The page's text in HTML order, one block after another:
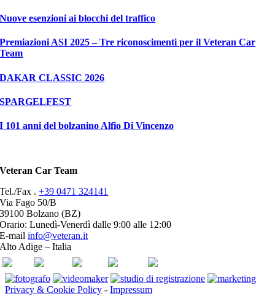
Nuove esenzioni ai blocchi del traffico
Premiazioni ASI 2025 – Tre riconoscimenti per il Veteran Car
Team
DAKAR CLASSIC 2026
SPARGELFEST
I 101 anni del bolzanino Alfio Di Vincenzo
Veteran Car Team
Tel./Fax .+39 0471 324141
Via Fago 50/B
39100 Bolzano (BZ)
Orario: Lunedì-Venerdì dalle 9:00 alle 12:00
E-mailinfo@veteran.it
Alto Adige – Italia
ASI
FIVA ACI youtube facebook
Privacy & Cookie Policy - Impressum